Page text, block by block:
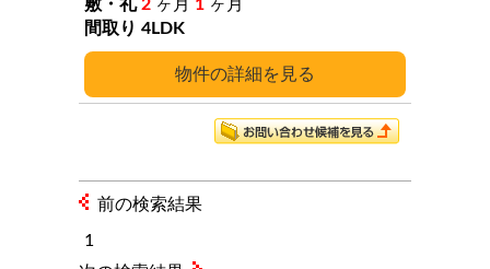
詳細
2 ヶ月 1 ヶ月
4LDK
前の検索結果
1